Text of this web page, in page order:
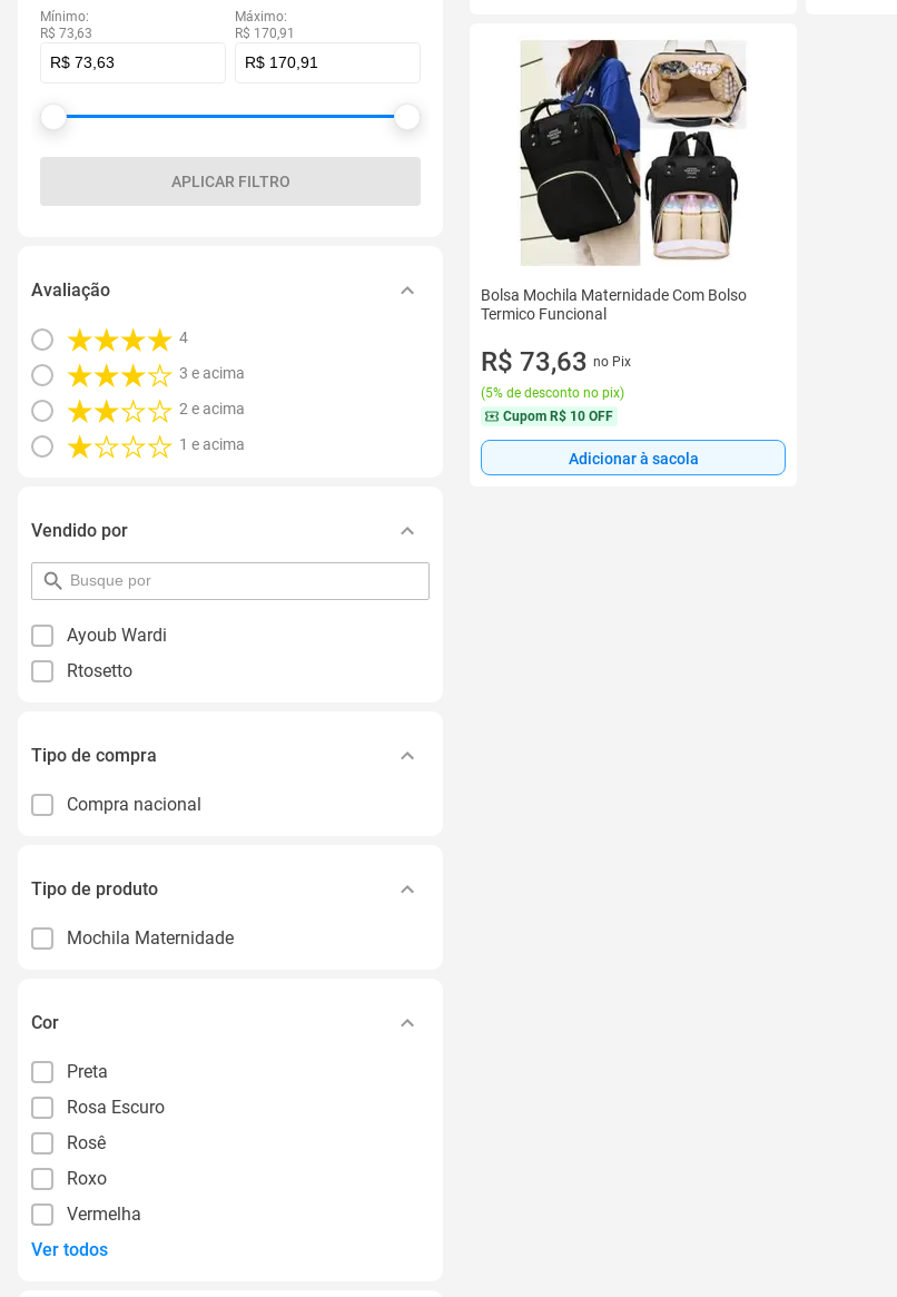
Mínimo:
R$ 73,63
Máximo:
R$ 170,91
APLICAR FILTRO
Avaliação
4
3 e acima
2 e acima
1 e acima
Vendido por
pesquisar
por
Ayoub Wardi
Rtosetto
Tipo de compra
Compra nacional
Tipo de produto
Mochila Maternidade
Cor
Preta
Rosa Escuro
Rosê
Roxo
Vermelha
Ver todos
Bolsa Mochila Maternidade Com Bolso
Termico Funcional
R$ 73,63 no Pix
(5% de desconto no pix)
Cupom R$ 10 OFF
Adicionar à sacola